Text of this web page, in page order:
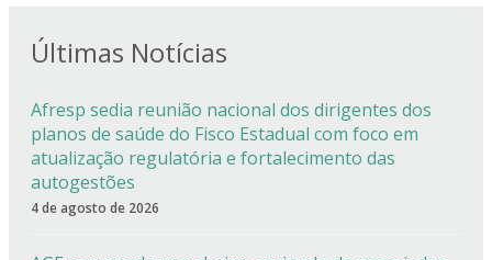
Últimas Notícias
Afresp sedia reunião nacional dos dirigentes dos
planos de saúde do Fisco Estadual com foco em
atualização regulatória e fortalecimento das
autogestões
4 de agosto de 2026